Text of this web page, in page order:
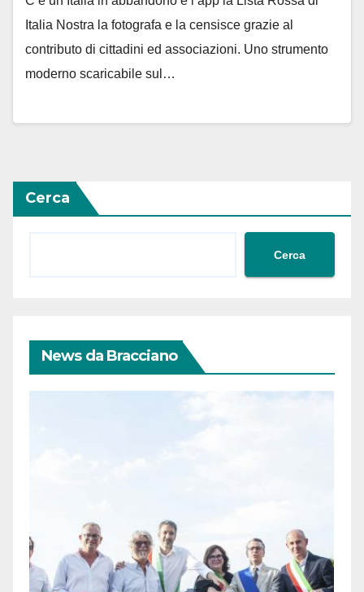
Italia Nostra la fotografa e la censisce grazie al
contributo di cittadini ed associazioni. Uno strumento
moderno scaricabile sul…
Cerca
Cerca
News da Bracciano